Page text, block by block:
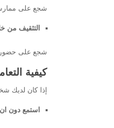
شجع على
التثقيف من
شجع على حضور
كيفية
إذا كان لديك
استمع دون